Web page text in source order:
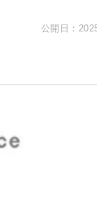
公開日： 2025